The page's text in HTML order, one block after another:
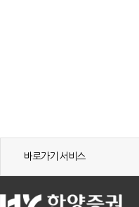
바로가기 서비스